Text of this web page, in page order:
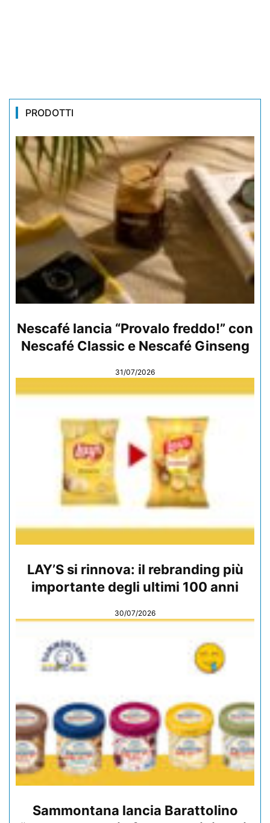
PRODOTTI
Nescafé lancia “Provalo freddo!” con
Nescafé Classic e Nescafé Ginseng
31/07/2026
LAY’S si rinnova: il rebranding più
importante degli ultimi 100 anni
30/07/2026
Sammontana lancia Barattolino